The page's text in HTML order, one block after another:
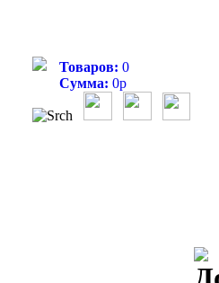
Товаров: 0
Сумма: 0р